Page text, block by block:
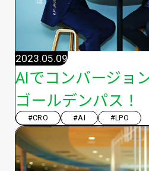
AIでコンバージョ
ゴールデンパス！
2023.05.09
#CRO #AI #LPO